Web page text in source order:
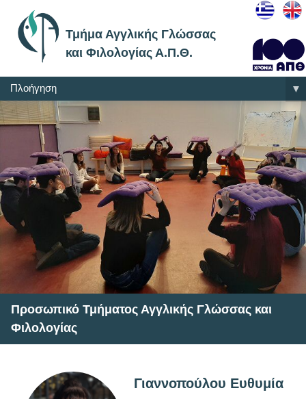
Τμήμα Αγγλικής Γλώσσας
και Φιλολογίας Α.Π.Θ.
Πλοήγηση ▼
Προσωπικό Τμήματος Αγγλικής Γλώσσας και
Φιλολογίας
Γιαννοπούλου Ευθυμία